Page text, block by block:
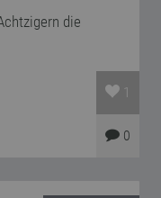
die
1
0